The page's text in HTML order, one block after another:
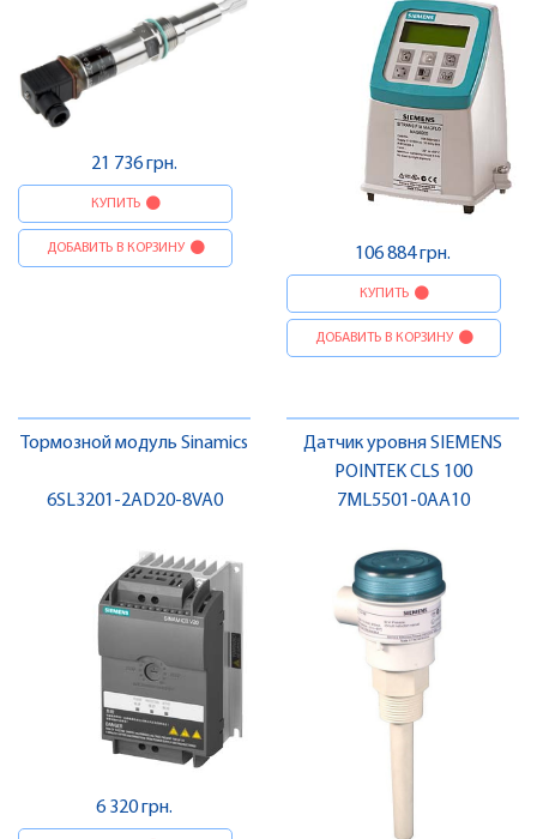
21 736 грн.
КУПИТЬ
ДОБАВИТЬ В КОРЗИНУ 106 884 грн.
КУПИТЬ
ДОБАВИТЬ В КОРЗИНУ
Тормозной модуль Sinamics
6SL3201-2AD20-8VA0
6 320 грн.
Датчик уровня SIEMENS
POINTEK CLS 100
7ML5501-0AA10